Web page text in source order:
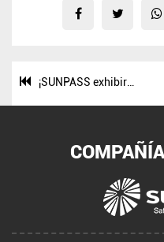
¡SUNPASS exhibirá en Transport Logistic 2023!